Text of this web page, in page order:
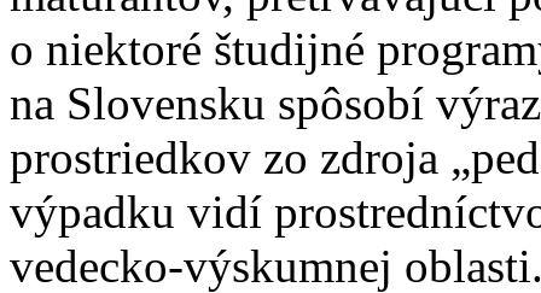
o niektoré študijné
na Slovensku spôsobí
prostriedkov zo zdroja
výpadku vidí
vedecko-výskumnej